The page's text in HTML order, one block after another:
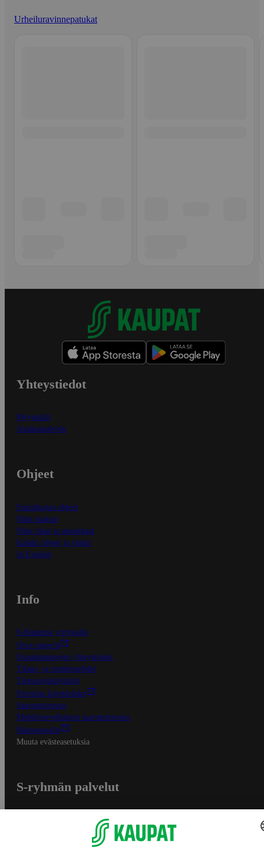
Urheiluravinnepatukat
Yhteystiedot
Myymälät
Asiakaspalvelu
Ohjeet
Ensitilaajan ohjeet
Näin maksat
Näin tilaat ja muokkaat
Kaikki ohjeet ja vinkit
In English
Info
S-Business yrityksille
Oiva-raportit
Osuuskauppojen yhteystiedot
Tilaus- ja toimitusehdot
Tietosuojakäytäntö
Palvelun käyttöehdot
Saavutettavuus
Mobiilisovelluksen saavutettavuus
Mainostajalle
Muuta evästeasetuksia
S-ryhmän palvelut
Yhteishyvä Ruoka -sovellus